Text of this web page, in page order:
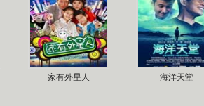
家有外星人 海洋天堂